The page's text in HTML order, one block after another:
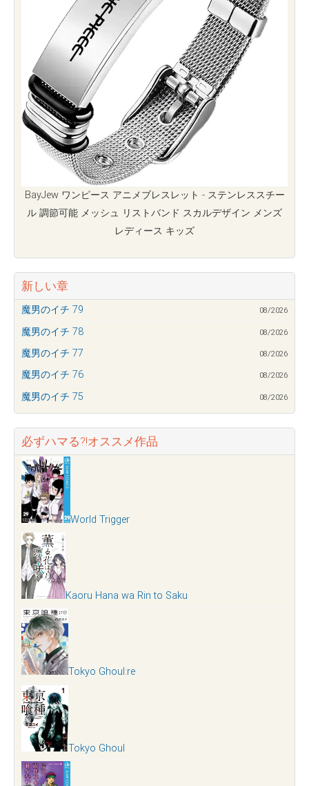
BayJew ワンピース アニメブレスレット - ステンレススチー
ル 調節可能 メッシュ リストバンド スカルデザイン メンズ
レディース キッズ
新しい章
魔男のイチ 79 08/2026
魔男のイチ 78 08/2026
魔男のイチ 77 08/2026
魔男のイチ 76 08/2026
魔男のイチ 75 08/2026
必ずハマる?!オススメ作品
World Trigger
Kaoru Hana wa Rin to Saku
Tokyo Ghoul:re
Tokyo Ghoul